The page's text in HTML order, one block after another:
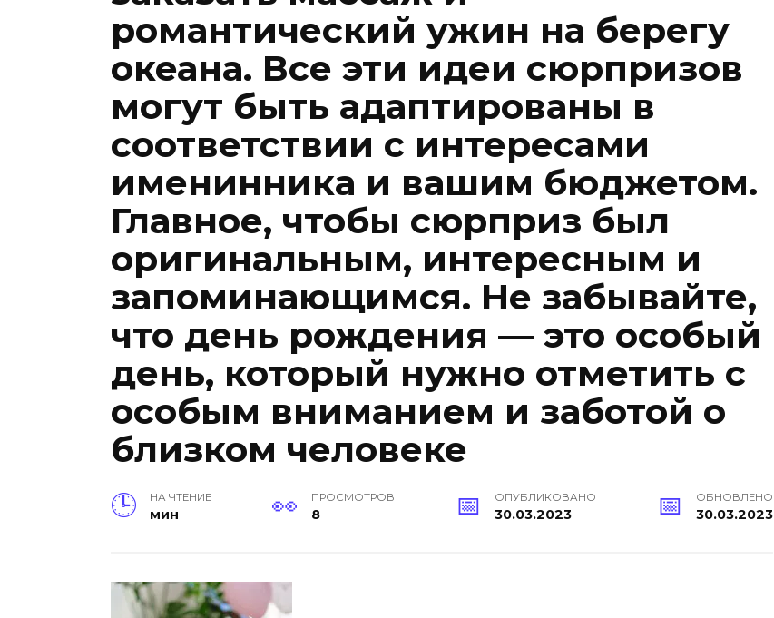
романтический ужин на берегу
океана. Все эти идеи сюрпризов
могут быть адаптированы в
соответствии с интересами
именинника и вашим бюджетом.
Главное, чтобы сюрприз был
оригинальным, интересным и
запоминающимся. Не забывайте,
что день рождения — это особый
день, который нужно отметить с
особым вниманием и заботой о
близком человеке
НА ЧТЕНИЕ
мин
ПРОСМОТРОВ
8
ОПУБЛИКОВАНО
30.03.2023
ОБНОВЛЕНО
30.03.2023